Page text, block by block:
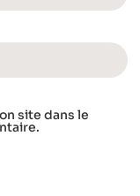
site dans le